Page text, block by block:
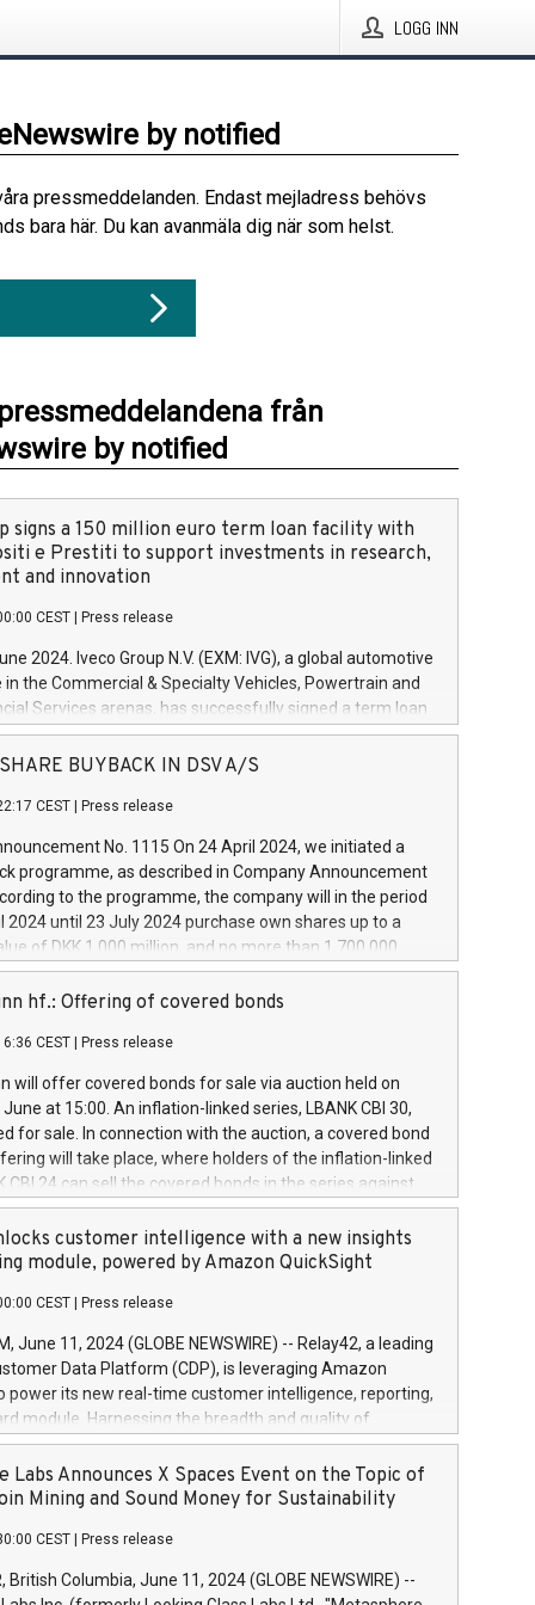
LOGG INN
by notified
pressmeddelanden. Endast mejladress behövs
bara här. Du kan avanmäla dig när som helst.
från
by notified
signs a 150 million euro term loan facility with
e Prestiti to support investments in research,
and innovation
CEST Press release
2024. Iveco Group N.V. (EXM: IVG), a global automotive
in the Commercial & Specialty Vehicles, Powertrain and
Services arenas, has successfully signed a term loan
million euros with Cassa Depositi e Prestiti (CDP), for the
projects in Italy dedicated to research, development
develop innovative technologies and architectures in
digitalisation and vehicle connectivity aimed at
safety, driving comfort and productivity. The
which will have a 5-year amortising profile, will
Group in Italy by the end of 2025. Iveco Group N.V.
the home of unique people and brands that power your
a
SHARE BUYBACK IN DSV A/S
CEST Press release
No. 1115 On 24 April 2024, we initiated a
programme, as described in Company Announcement
to the programme, the company will in the period
2024 until 23 July 2024 purchase own shares up to a
of DKK 1,000 million, and no more than 1,700,000
to 0.79% of the share capital at
of the programme. The programme has been
and Council of 16 April 2014 (“MAR”) (save for
buyback programmes set out in MAR article 5) and
Delegated Regulation (EU) 2016/1052, also referred
Harbour rules. Trading dayNumber of shares bought
transaction priceAmount DKKAccumulated trading for
June
June
June
hf.: Offering of covered bonds
CEST Press release
will offer covered bonds for sale via auction held on
at 15:00. An inflation-linked series, LBANK CBI 30,
for sale. In connection with the auction, a covered bond
will take place, where holders of the inflation-linked
CBI 24 can sell the covered bonds in the series against
bought in the above-mentioned auction. The clean
is predefined at 99,594. Expected settlement date is
Covered bonds issued by Landsbankinn are rated A+
the auction. For further information, please call
or email verdbrefamidlun@landsbankinn.is.
customer intelligence with a new insights
module, powered by Amazon QuickSight
CEST Press release
June 11, 2024 (GLOBE NEWSWIRE) -- Relay42, a leading
Data Platform (CDP), is leveraging Amazon
power its new real-time customer intelligence, reporting,
module. Harnessing the breadth and quality of
the new Insights module empowers marketing teams
customer behaviors and gain invaluable insights into
of their marketing programs across all online, offline,
beta version Key capabilities of the Relay42 Insights
Deep insights into customer behaviors: With the
module, marketers can ask unlimited questions about
Labs Announces X Spaces Event on the Topic of
Mining and Sound Money for Sustainability
CEST Press release
British Columbia, June 11, 2024 (GLOBE NEWSWIRE) --